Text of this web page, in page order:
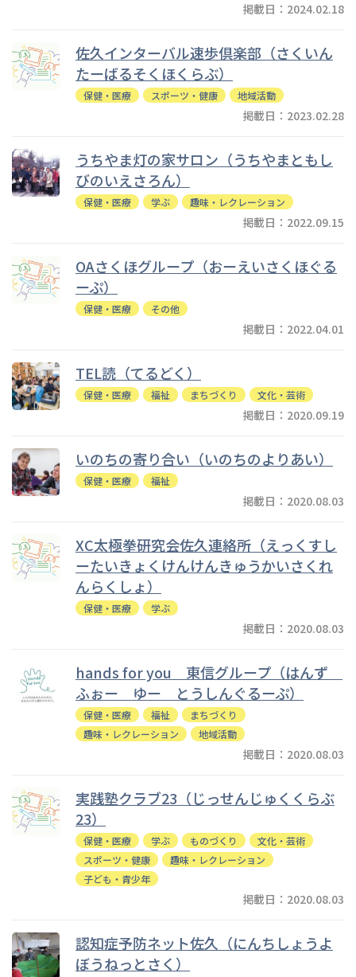
掲載日：2024.02.18
佐久インターバル速歩倶楽部（さくいん
たーばるそくほくらぶ）
保健・医療 スポーツ・健康 地域活動
掲載日：2023.02.28
うちやま灯の家サロン（うちやまともし
びのいえさろん）
保健・医療 学ぶ 趣味・レクレーション
掲載日：2022.09.15
OAさくほグループ（おーえいさくほぐる
ーぷ）
保健・医療 その他
掲載日：2022.04.01
TEL読（てるどく）
保健・医療 福祉 まちづくり 文化・芸術
掲載日：2020.09.19
いのちの寄り合い（いのちのよりあい）
保健・医療 福祉
掲載日：2020.08.03
XC太極拳研究会佐久連絡所（えっくすし
ーたいきょくけんけんきゅうかいさくれ
んらくしょ）
保健・医療 学ぶ
掲載日：2020.08.03
hands for you 東信グループ（はんず
ふぉー ゆー とうしんぐるーぷ）
保健・医療 福祉
まちづくり
趣味・レクレーション
地域活動
掲載日：2020.08.03
実践塾クラブ23（じっせんじゅくくらぶ
23）
保健・医療 学ぶ ものづくり
文化・芸術
スポーツ・健康
趣味・レクレーション
子ども・青少年
掲載日：2020.08.03
認知症予防ネット佐久（にんちしょうよ
ぼうねっとさく）